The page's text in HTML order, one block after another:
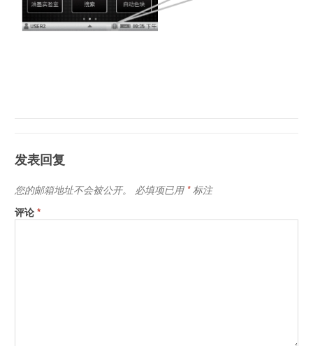
发表回复
您的邮箱地址不会被公开。 必填项已用 *标注
评论*